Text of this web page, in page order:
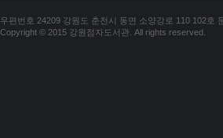
우편번호 24209 강원도 춘천시 동면 소양강로 110 102호
Copyright © 2015 강원점자도서관. All rights reserved.